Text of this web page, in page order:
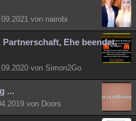
von nairobi
Ehe beendet,
von Simon2Go
...
von Doors